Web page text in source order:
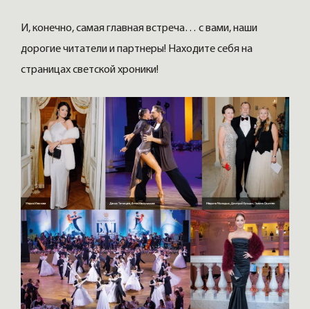
И, конечно, самая главная встреча… с вами, наши
дорогие читатели и партнеры! Находите себя на
страницах светской хроники!